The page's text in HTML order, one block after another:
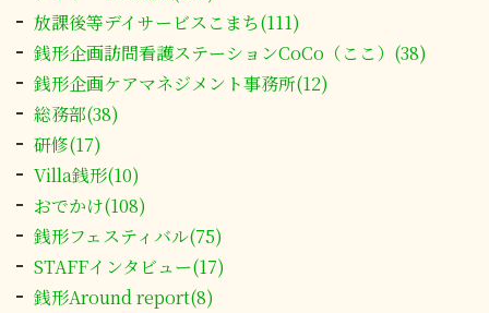
放課後等デイサービスこまち(111)
銭形企画訪問看護ステーションCoCo（ここ）(38)
銭形企画ケアマネジメント事務所(12)
総務部(38)
研修(17)
Villa銭形(10)
おでかけ(108)
銭形フェスティバル(75)
STAFFインタビュー(17)
銭形Around report(8)